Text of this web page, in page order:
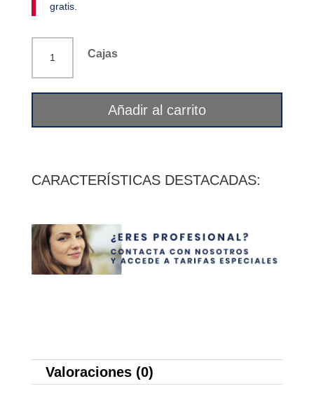
gratis.
Sugar
Cajas
Añadir al carrito
CARACTERÍSTICAS DESTACADAS:
Valoraciones (0)